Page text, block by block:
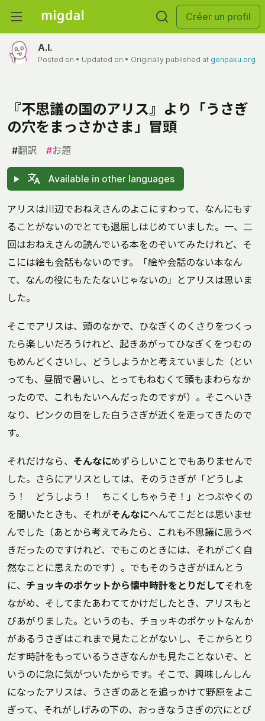
Créer un profil
A.I.
Posted on • Updated on • Originally published at genpaku.org
『不思議の国のアリス』より「うさぎ
の穴をまっさかさま」冒頭
#翻訳 #お題
Available in other languages
アリスは川辺でおねえさんのよこにすわって、なんにもす
ることがないのでとても退屈しはじめていました。一、二
回はおねえさんの読んでいる本をのぞいてみたけれど、そ
こには絵も会話もないのです。「絵や会話のない本なん
て、なんの役にもたたないじゃないの」とアリスは思いま
した。
そこでアリスは、頭のなかで、ひなぎくのくさりをつくっ
たら楽しいだろうけれど、起きあがってひなぎくをつむの
もめんどくさいし、どうしようかと考えていました（とい
っても、昼間で暑いし、とってもねむくて頭もまわらなか
ったので、これもたいへんだったのですが）。そこへいき
なり、ピンクの目をした白うさぎが近くを走ってきたので
す。
それだけなら、 そんなにめずらしいことでもありませんで
した。さらにアリスとしては、そのうさぎが「どうしよ
う！ どうしよう！ ちこくしちゃうぞ！」とつぶやくの
を聞いたときも、それがそんなにへんてこだとは思いませ
んでした（あとから考えてみたら、これも不思議に思うべ
きだったのですけれど、でもこのときには、それがごく自
然なことに思えたのです）。でもそのうさぎがほんとう
に、 チョッキのポケットから懐中時計をとりだしてそれを
ながめ、そしてまたあわててかけだしたとき、アリスもと
びあがりました。というのも、チョッキのポケットなんか
があるうさぎはこれまで見たことがないし、そこからとり
だす時計をもっているうさぎなんかも見たことないぞ、と
いうのに急に気がついたからです。そこで、興味しんしん
になったアリスは、うさぎのあとを追っかけて野原をよこ
ぎって、それがしげみの下の、おっきなうさぎの穴にとび